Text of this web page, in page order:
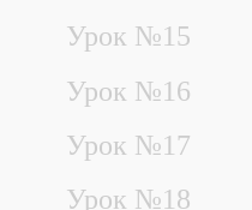
Урок №15
Урок №16
Урок №17
Урок №18